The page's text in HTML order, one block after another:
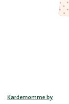
Kardemomme by